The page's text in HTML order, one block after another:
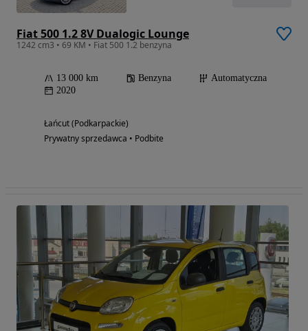
Fiat 500 1.2 8V Dualogic Lounge
1242 cm3 • 69 KM • Fiat 500 1.2 benzyna
13 000 km Benzyna
Automatyczna
2020
Łańcut (Podkarpackie)
Prywatny sprzedawca • Podbite